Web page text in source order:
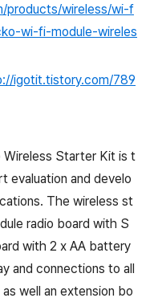
products/wireless/wi-f
wi-fi-module-wireles
igotit.tistory.com/789
Wireless Starter Kit is t
evaluation and develo
The wireless st
radio board with S
with 2 x AA battery
and connections to all
well an extension bo